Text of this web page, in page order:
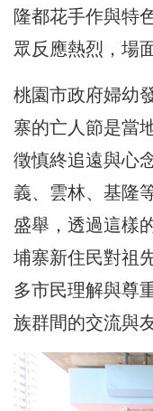
隆都花手作與特
眾反應熱烈，場
桃園市政府婦幼
寨的亡人節是當
徵慎終追遠與心
義、雲林、基隆
盛舉，透過這樣
埔寨新住民對祖
多市民理解與尊
族群間的交流與